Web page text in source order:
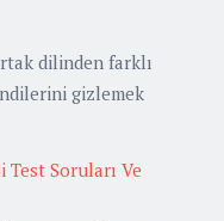
dilinden farklı
gizlemek
Soruları Ve